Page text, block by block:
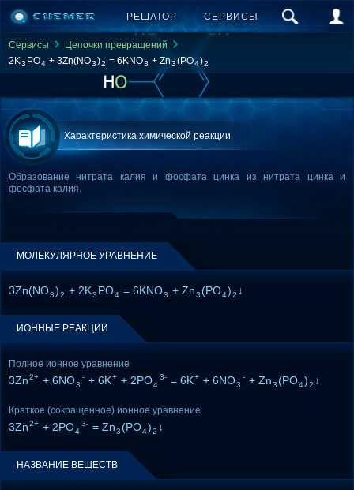
РЕШАТОР СЕРВИСЫ
Сервисы
Цепочки превращений
2K3 PO4 + 3Zn(NO3)2 = 6KNO3 + Zn3(PO4)2
Характеристика химической реакции
Образование нитрата калия и фосфата цинка из нитрата цинка и
фосфата калия.
МОЛЕКУЛЯРНОЕ УРАВНЕНИЕ
3Zn(NO3)2 + 2K3 PO4 = 6KNO3 + Zn3(PO4)2 ↓
ИОННЫЕ РЕАКЦИИ
Полное ионное уравнение
3Zn2+ + 6NO3
- + 6K+ + 2PO4
3- = 6K+ + 6NO3
- + Zn3 (PO4)2 ↓
Краткое (сокращенное) ионное уравнение
3Zn2+ + 2PO4
3- = Zn3 (PO4)2 ↓
НАЗВАНИЕ ВЕЩЕСТВ